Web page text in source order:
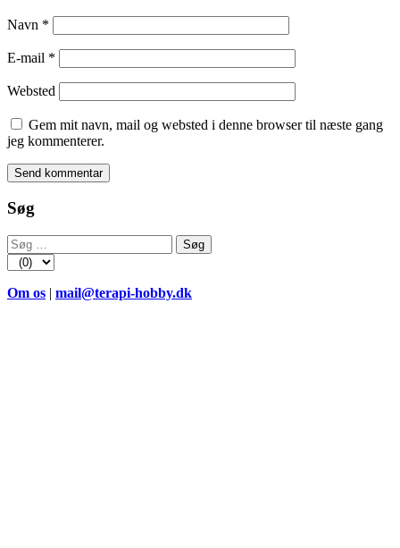
Navn *
E-mail *
Websted
Gem mit navn, mail og websted i denne browser til næste gang
jeg kommenterer.
Søg
Søg
efter:
Om os | mail@terapi-hobby.dk